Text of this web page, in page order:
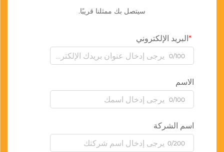
سيتصل بك ممثلنا قريبًا.
البريد الإلكتروني
0/100
الاسم
0/100
اسم الشركة
0/200